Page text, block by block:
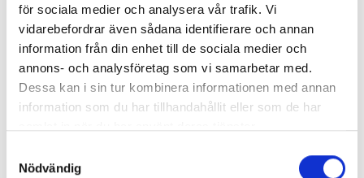
för sociala medier och analysera vår trafik. Vi
vidarebefordrar även sådana identifierare och annan
information från din enhet till de sociala medier och
annons- och analysföretag som vi samarbetar med.
Dessa kan i sin tur kombinera informationen med annan
information som du har tillhandahållit eller som de har
Nödvändig
arbetsplats?